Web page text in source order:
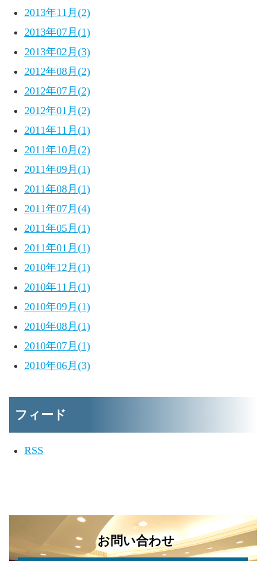
2013年11月(2)
2013年07月(1)
2013年02月(3)
2012年08月(2)
2012年07月(2)
2012年01月(2)
2011年11月(1)
2011年10月(2)
2011年09月(1)
2011年08月(1)
2011年07月(4)
2011年05月(1)
2011年01月(1)
2010年12月(1)
2010年11月(1)
2010年09月(1)
2010年08月(1)
2010年07月(1)
2010年06月(3)
フィード
RSS
お問い合わせ